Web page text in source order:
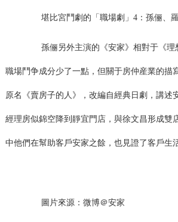
堪比宮鬥劇的「職場劇」4：孫俪、羅
孫俪另外主演的《安家》相對于《理
職場鬥争成分少了一點，但關于房仲産業的描
原名《賣房子的人》，改編自經典日劇，講述
經理房似錦空降到靜宜門店，與徐文昌形成雙
中他們在幫助客戶安家之餘，也見證了客戶生
圖片來源：微博＠安家